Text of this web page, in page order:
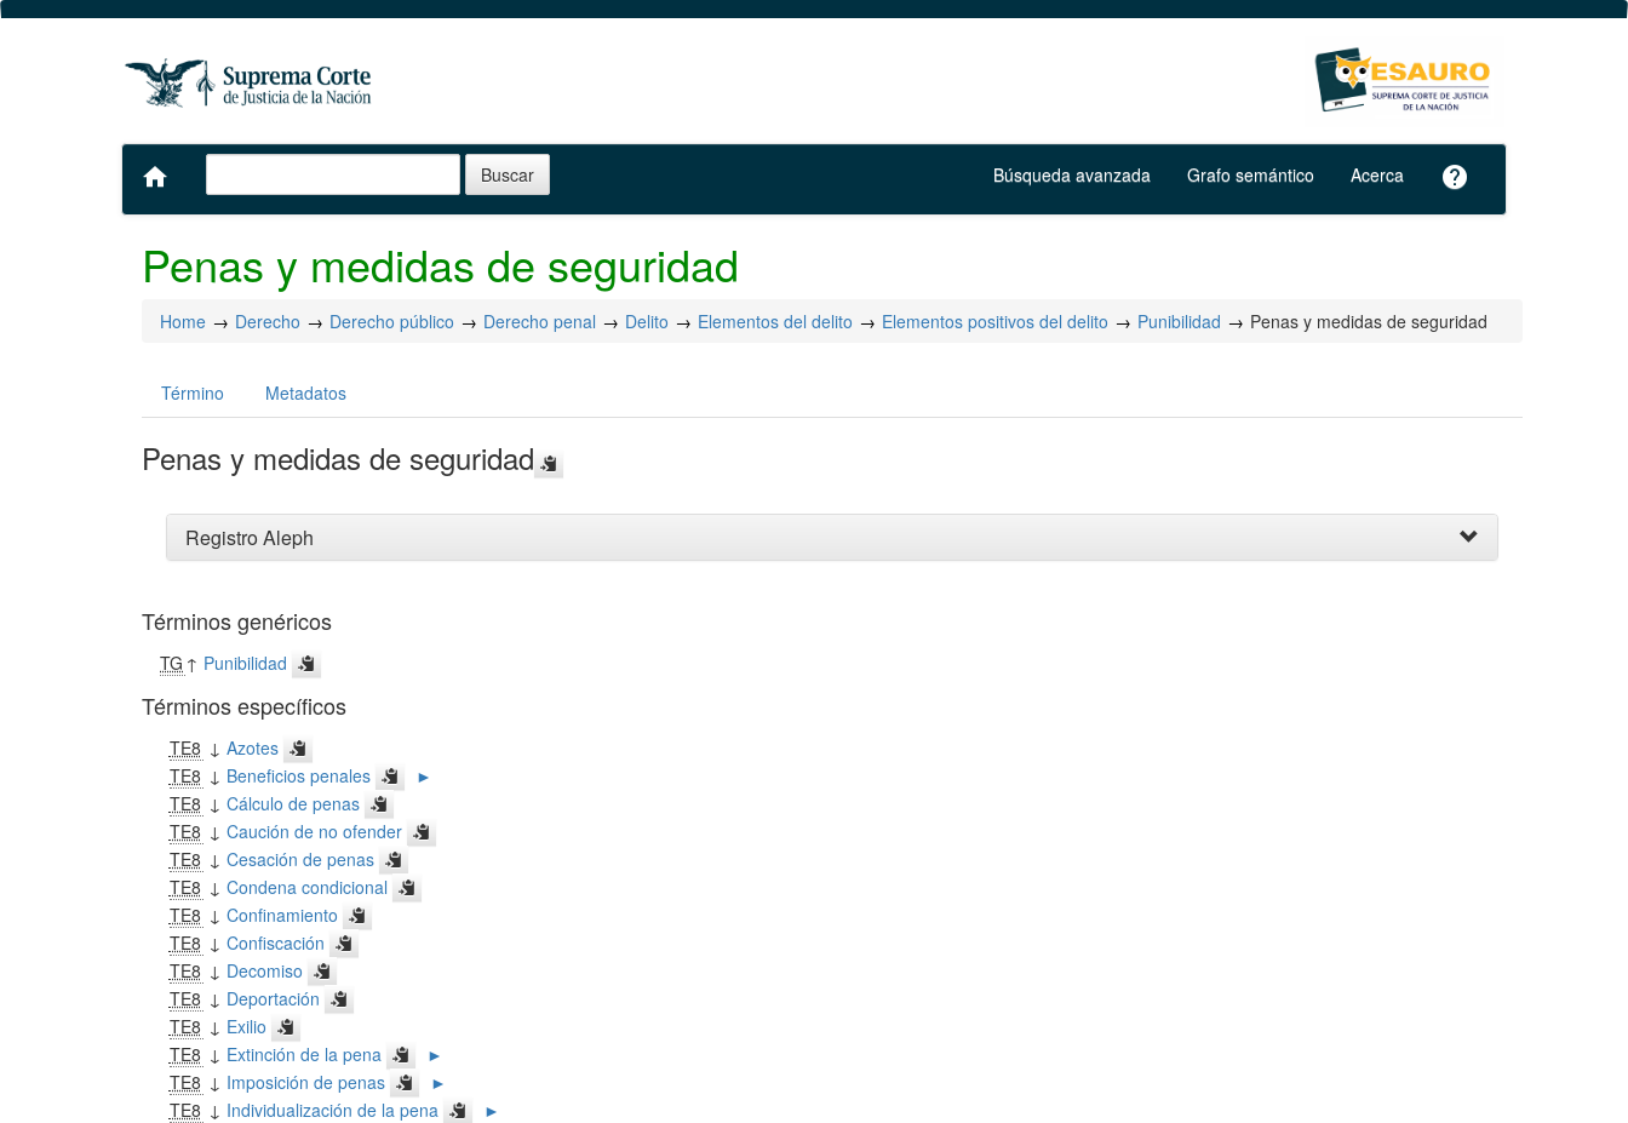
home Búsqueda avanzada Grafo semántico Acerca help
Penas y medidas de seguridad
Home Derecho Derecho público Derecho penal Delito Elementos del delito Elementos positivos del delito Punibilidad Penas y medidas de seguridad
Término Metadatos
Penas y medidas de seguridad
Registro Aleph
Términos genéricos
TG ↑ Punibilidad
Términos específicos
TE8 ↓ Azotes
TE8 ↓ Beneficios penales
►
TE8 ↓ Cálculo de penas
TE8 ↓ Caución de no ofender
TE8 ↓ Cesación de penas
TE8 ↓ Condena condicional
TE8 ↓ Confinamiento
TE8 ↓ Confiscación
TE8 ↓ Decomiso
TE8 ↓ Deportación
TE8 ↓ Exilio
TE8 ↓ Extinción de la pena
►
TE8 ↓ Imposición de penas
►
TE8 ↓ Individualización de la pena
►